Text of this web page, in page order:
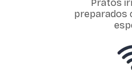
Pratos
preparados